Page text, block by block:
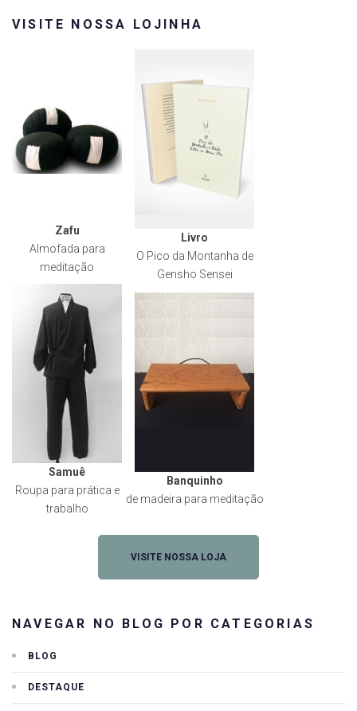
VISITE NOSSA LOJINHA
Zafu
Almofada para
meditação
Livro
O Pico da Montanha de
Gensho Sensei
Samuê
Roupa para prática e
trabalho
Banquinho
de madeira para meditação
VISITE NOSSA LOJA
NAVEGAR NO BLOG POR CATEGORIAS
BLOG
DESTAQUE